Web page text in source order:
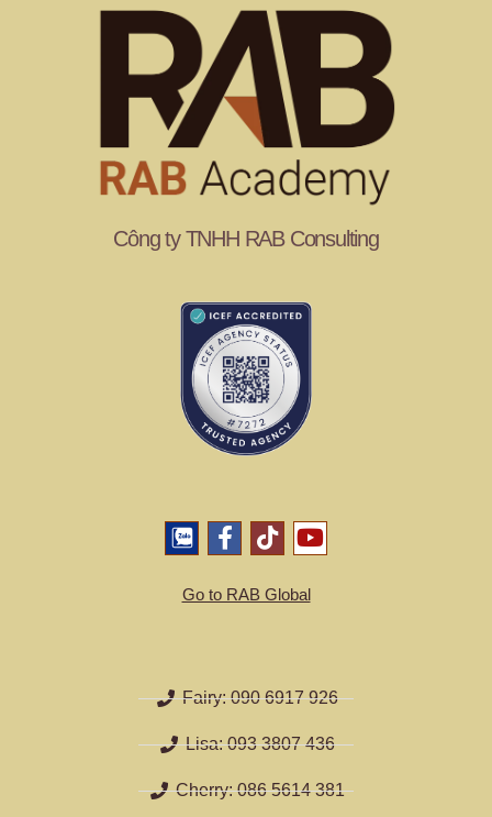
Công ty TNHH RAB Consulting
Go to RAB Global
Fairy: 090 6917 926
Lisa: 093 3807 436
Cherry: 086 5614 381